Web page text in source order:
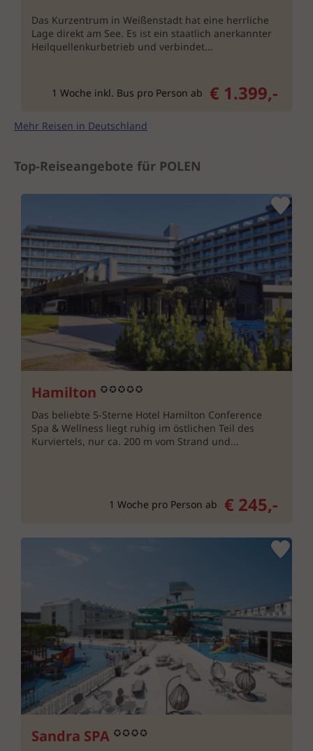
Das Kurzentrum in Weißenstadt hat eine herrliche
Lage direkt am See. Es ist ein staatlich anerkannter
Heilquellenkurbetrieb und verbindet...
1 Woche inkl. Bus pro Person ab € 1.399,-
Mehr Reisen in Deutschland
Top-Reiseangebote für POLEN
Hamilton
Das beliebte 5-Sterne Hotel Hamilton Conference
Spa & Wellness liegt ruhig im östlichen Teil des
Kurviertels, nur ca. 200 m vom Strand und...
1 Woche pro Person ab € 245,-
Sandra SPA